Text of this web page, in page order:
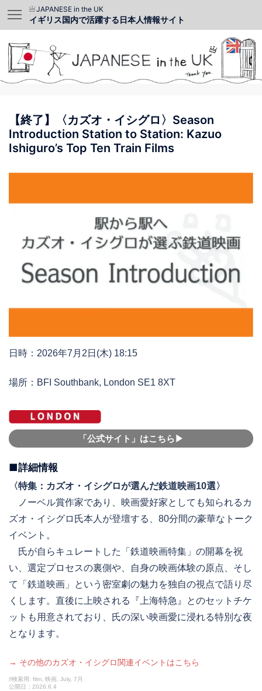
JAPANESE in the UK
イギリス国内で活躍する日本人情報サイト
【終了】〈カズオ・イシグロ〉Season
Introduction Station to Station: Kazuo
Ishiguro’s Top Ten Train Films
日時：2026年7月2日(木) 18:15
場所：BFI Southbank, London SE1 8XT
「公式サイト」はこちら▶︎
■詳細情報
〈特集：カズオ・イシグロが選んだ鉄道映画10選〉
ノーベル賞作家であり、映画愛好家としても知られるカ
ズオ・イシグロ氏本人が登壇する、80分間の豪華なトーク
イベント。
氏が自らキュレートした「鉄道映画特集」の開幕を祝
い、選定プロセスの裏側や、自身の映画体験の原点、そし
て「鉄道映画」という密室劇の魅力を独自の視点で語り尽
くします。直後に上映される『上海特急』とのセットチケ
ットも用意されており、氏の深い映画愛に浸れる特別な夜
となります。
→ その他のカズオ・イシグロ関連イベントはこちら
♯検索用: film, 映画, July, 7月
公開日：2026.6.4